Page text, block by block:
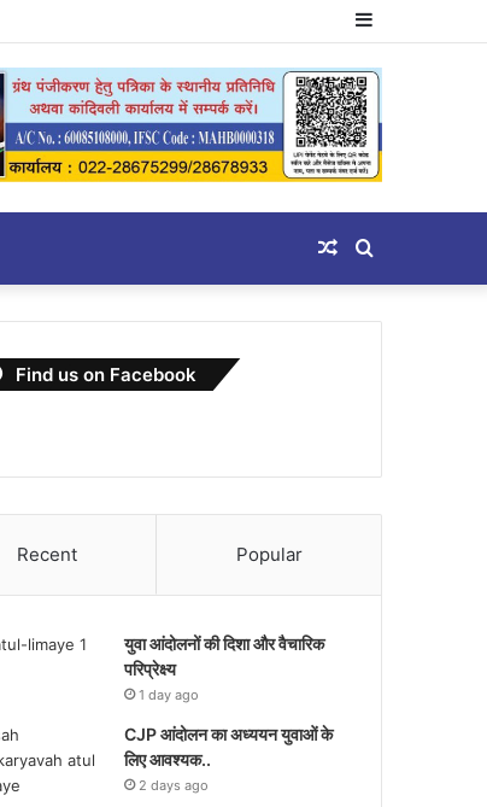
Sidebar
Search
for
Random
Article
Find us on Facebook
Recent Popular
युवा आंदोलनों की दिशा और वैचारिक
परिप्रेक्ष्य
1 day ago
CJP आंदोलन का अध्ययन युवाओं के
लिए आवश्यक..
2 days ago